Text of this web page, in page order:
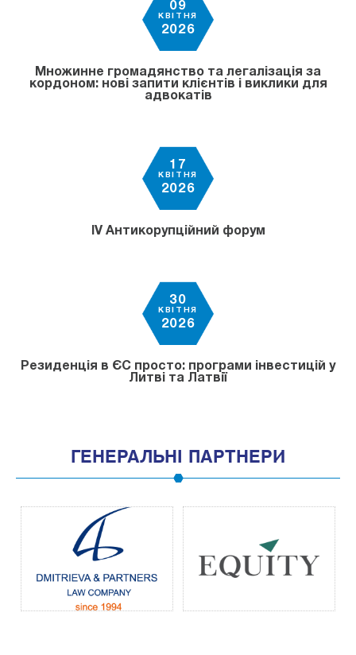
09
КВІТНЯ
2026
Множинне громадянство та легалізація за
кордоном: нові запити клієнтів і виклики для
адвокатів
17
КВІТНЯ
2026
IV Антикорупційний форум
30
КВІТНЯ
2026
Резиденція в ЄС просто: програми інвестицій у
Литві та Латвії
ГЕНЕРАЛЬНІ ПАРТНЕРИ